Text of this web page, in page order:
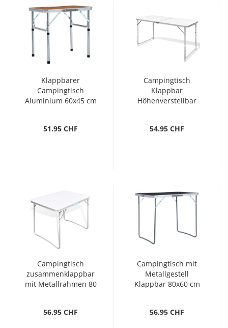
Klappbarer
Campingtisch
Aluminium 60x45 cm
51.95 CHF
Campingtisch
Klappbar
Höhenverstellbar
54.95 CHF
Campingtisch
zusammenklappbar
mit Metallrahmen 80
56.95 CHF
Campingtisch mit
Metallgestell
Klappbar 80x60 cm
56.95 CHF